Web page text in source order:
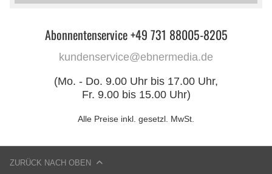
Abonnentenservice +49 731 88005-8205
kundenservice@ebnermedia.de
(Mo. - Do. 9.00 Uhr bis 17.00 Uhr,
Fr. 9.00 bis 15.00 Uhr)
Alle Preise inkl. gesetzl. MwSt.
ZURÜCK NACH OBEN